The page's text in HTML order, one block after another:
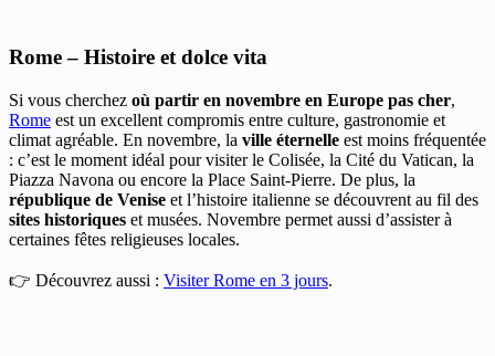
Rome – Histoire et dolce vita
Si vous cherchez où partir en novembre en Europe pas cher,
Rome est un excellent compromis entre culture, gastronomie et
climat agréable. En novembre, la ville éternelle est moins fréquentée
: c’est le moment idéal pour visiter le Colisée, la Cité du Vatican, la
Piazza Navona ou encore la Place Saint-Pierre. De plus, la
république de Venise et l’histoire italienne se découvrent au fil des
sites historiques et musées. Novembre permet aussi d’assister à
certaines fêtes religieuses locales.
👉 Découvrez aussi : Visiter Rome en 3 jours.